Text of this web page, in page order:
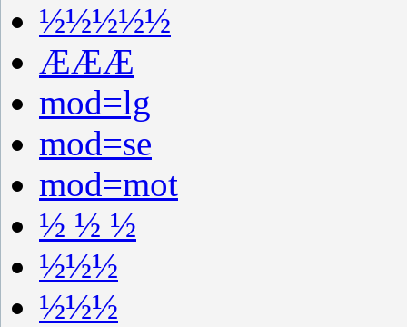
½½½½½
ÆÆÆ
mod=lg
mod=se
mod=mot
½ ½ ½
½½½
½½½